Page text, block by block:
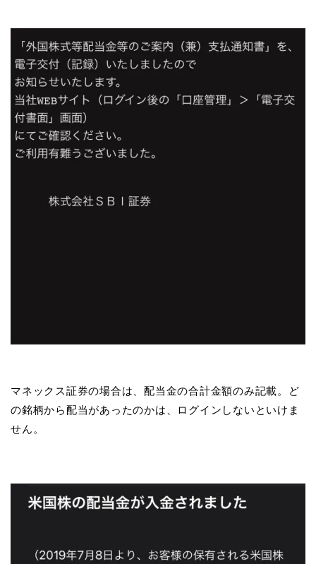
マネックス証券の場合は、配当金の合計金額のみ記載。ど
の銘柄から配当があったのかは、ログインしないといけま
せん。